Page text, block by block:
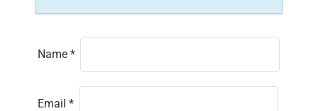
Name *
Email *